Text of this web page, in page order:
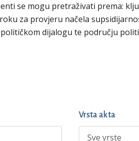
se mogu pretraživati prema:
za provjeru načela
dijalogu te području
Vrsta akta